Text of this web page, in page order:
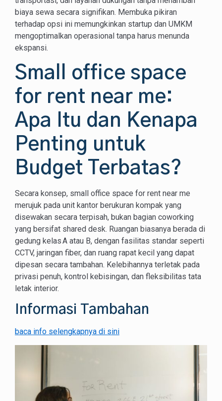
biaya sewa secara signifikan. Membuka pikiran
terhadap opsi ini memungkinkan startup dan UMKM
mengoptimalkan operasional tanpa harus menunda
ekspansi.
Small office space
for rent near me:
Apa Itu dan Kenapa
Penting untuk
Budget Terbatas?
Secara konsep, small office space for rent near me
merujuk pada unit kantor berukuran kompak yang
disewakan secara terpisah, bukan bagian coworking
yang bersifat shared desk. Ruangan biasanya berada di
gedung kelas A atau B, dengan fasilitas standar seperti
CCTV, jaringan fiber, dan ruang rapat kecil yang dapat
dipesan secara tambahan. Kelebihannya terletak pada
privasi penuh, kontrol kebisingan, dan fleksibilitas tata
letak interior.
Informasi Tambahan
baca info selengkapnya di sini